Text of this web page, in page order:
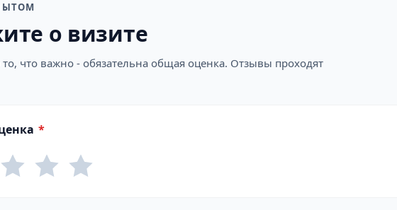
о визите
то, что важно - обязательна общая оценка. Отзывы проходят
*